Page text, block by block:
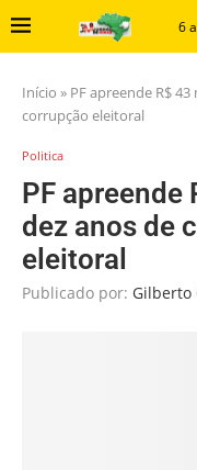
6
Início » PF apreende R$
corrupção eleitoral
Politica
PF apreende
dez anos de
eleitoral
Publicado por: Gilberto